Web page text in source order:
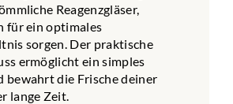
Reagenzgläser,
für ein optimales
sorgen. Der praktische
ermöglicht ein simples
bewahrt die Frische deiner
lange Zeit.